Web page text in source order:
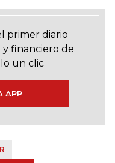
primer diario
y financiero de
un clic
APP